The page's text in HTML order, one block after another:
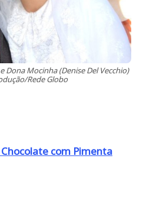
Dona Mocinha (Denise Del Vecchio)
Rede Globo
com Pimenta